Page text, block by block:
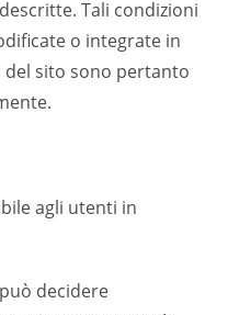
Tali condizioni
o integrate in
sito sono pertanto
agli utenti in
può decidere